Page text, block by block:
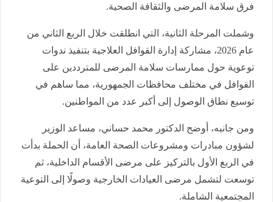
فرق سلامة المرضى والثقافة الصحية.
وشملت المرحلة الثانية، التي انطلقت خلال الربع الثاني من
عام 2026، مشاركة إدارة القوافل العلاجية بتنفيذ ندوات
توعوية حول ممارسات سلامة المرضى للمترددين على
القوافل في مختلف محافظات الجمهورية، مما ساهم في
توسيع نطاق الوصول إلى أكبر عدد من المواطنين.
ومن جانبه، أوضح الدكتور محمد حساني، مساعد الوزير
لشؤون مبادرات ومشروعات الصحة العامة، أن الحملة بدأت
في الربع الأول بالتركيز على مرضى الأقسام الداخلية، ثم
توسعت لتشمل مرضى العيادات الخارجية وصولًا إلى التوعية
المجتمعية الشاملة.